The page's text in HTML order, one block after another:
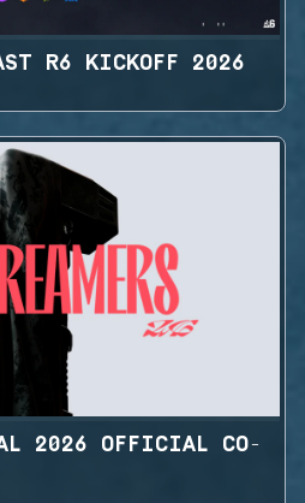
R6 KICKOFF 2026
2026 OFFICIAL CO-